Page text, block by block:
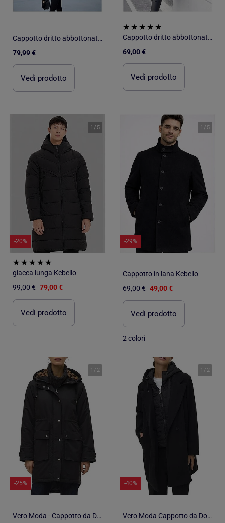
Cappotto dritto abbottonato Kebello
79,99 €
Vedi prodotto
Cappotto dritto abbottonato Kebello
69,00 €
Vedi prodotto
1 / 5
-20%
giacca lunga Kebello
99,00 € 79,00 €
Vedi prodotto
1 / 5
-29%
Cappotto in lana Kebello
69,00 € 49,00 €
Vedi prodotto
2 colori
1 / 2
-25%
Vero Moda - Cappotto da Donna
1 / 2
-40%
Vero Moda Cappotto da Donna